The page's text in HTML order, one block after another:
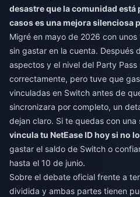
desastre que la comunidad está
casos es una mejora silenciosa
Migré en mayo de 2026 con
sin gastar en la cuenta. Después
aspectos y el nivel del Party Pass
correctamente, pero tuve que
vinculadas en Switch antes de
sincronizara por completo, un
dejan claro. Si te quedas con
vincula tu NetEase ID hoy si no
gastar el saldo de Switch o
hasta el 10 de junio.
Sobre el debate oficial frente a
dividida y ambas partes tienen